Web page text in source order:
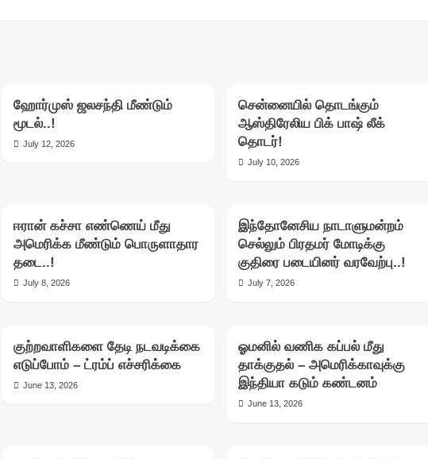
ஹோர்முஸ் ஜலசந்தி மீண்டும்
மூடல்..!
July 12, 2026
சென்னையில் தொடங்கும்
ஆஸ்திரேலிய பிக் பாஷ் லீக்
தொடர்!
July 10, 2026
ஈரான் கச்சா எண்ணெய் மீது
அமெரிக்க மீண்டும் பொருளாதார
தடை..!
July 8, 2026
இந்தோனேசிய நாடாளுமன்றம்
செல்லும் பிரதமர் மோடிக்கு
குதிரை படையினர் வரவேற்பு..!
July 7, 2026
குற்றவாளிகளை தேடி நடவடிக்கை
எடுப்போம் – ட்ரம்ப் எச்சரிக்கை
June 13, 2026
ஓமனில் வணிக கப்பல் மீது
தாக்குதல் – அமெரிக்காவுக்கு
இந்தியா கடும் கண்டனம்
June 13, 2026